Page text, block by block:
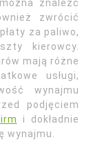
znaleźć
zwrócić
za paliwo,
kierowcy.
mają różne
usługi,
wynajmu
podjęciem
i dokładnie
wynajmu.